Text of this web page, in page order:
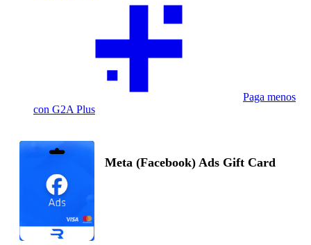
Paga menos
con G2A Plus
Meta (Facebook) Ads Gift Card